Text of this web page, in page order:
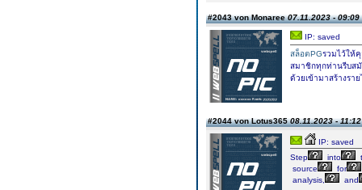
#2043 von Monaree07.11.2023 - 09:09
IP: saved
สล็อตPGรวมไว้ให้
สมาชิกทุกท่านรีบสมั
ด้วยเข้ามาสร้างรา
#2044 von Lotus36508.11.2023 - 11:12
IP: saved
Step
into
source
for
analysis,
and